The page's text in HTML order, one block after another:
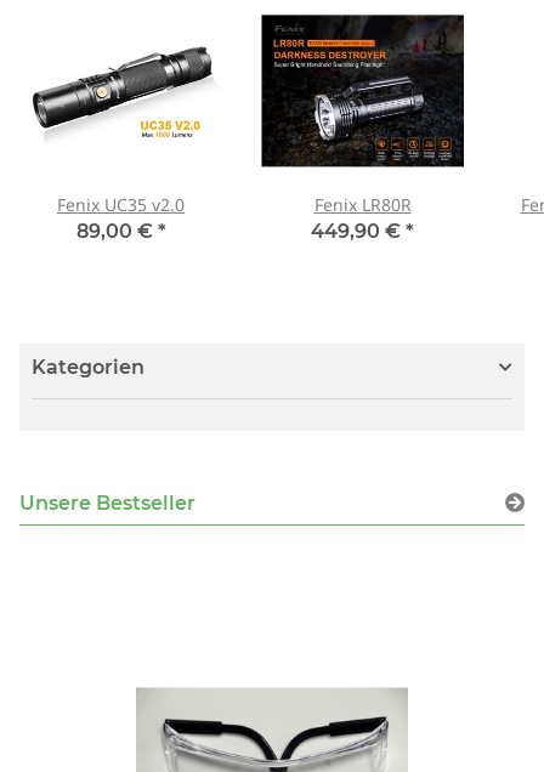
Fenix UC35 v2.0
89,00 € *
Fenix LR80R
449,90 € *
Kategorien
Unsere Bestseller